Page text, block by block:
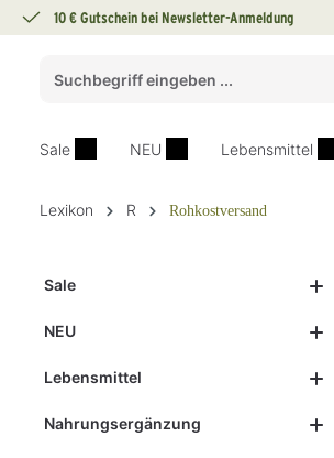
Zur Hauptnavigation springen
10 € Gutschein bei Newsletter-Anmeldung
Sale NEU Lebensmittel
Lexikon R Rohkostversand
Sale
NEU
Lebensmittel
Nahrungsergänzung